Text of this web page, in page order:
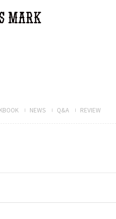
NEWS Q&A REVIEW